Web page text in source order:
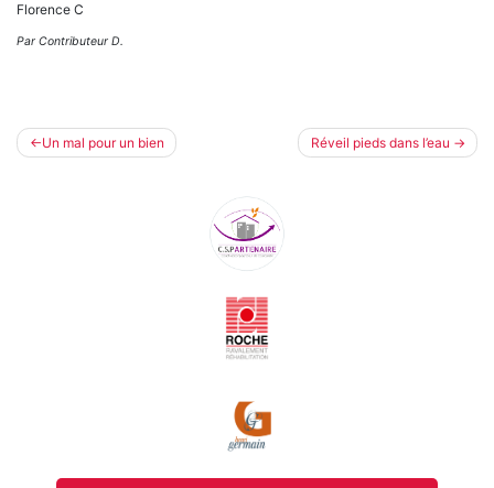
Florence C
Par Contributeur D.
Navigation
Un mal pour un bien Réveil pieds dans l’eau